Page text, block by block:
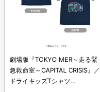
劇場版『TOKYO MER～走る緊
急救命室～CAPITAL CRISIS』／
ドライキッズTシャツ